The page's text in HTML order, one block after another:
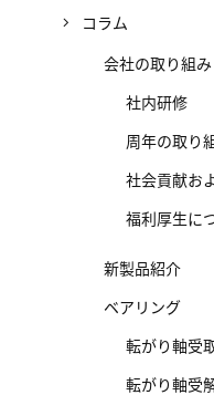
コラム
会社の取り組み
社内研修
周年の取り
社会貢献お
福利厚生に
新製品紹介
ベアリング
転がり軸受
転がり軸受